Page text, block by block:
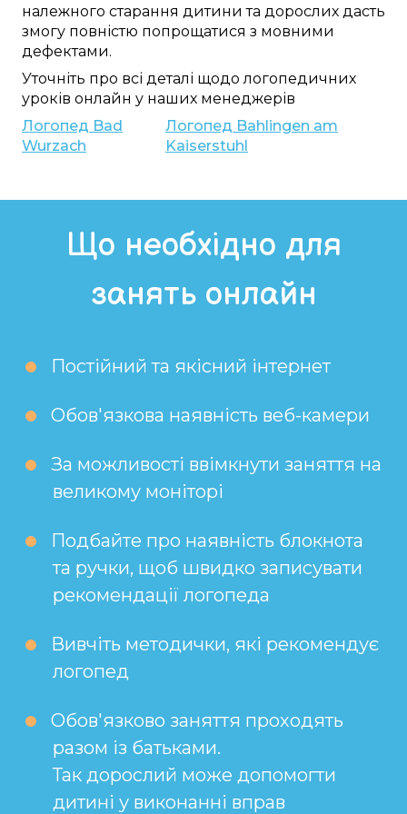
належного старання дитини та дорослих дасть
змогу повністю попрощатися з мовними
дефектами.
Уточніть про всі деталі щодо логопедичних
уроків онлайн у наших менеджерів
Логопед Bad
Wurzach
Логопед Bahlingen am
Kaiserstuhl
Що необхідно для
занять онлайн
Постійний та якісний інтернет
Обов'язкова наявність веб-камери
За можливості ввімкнути заняття на
великому моніторі
Подбайте про наявність блокнота
та ручки, щоб швидко записувати
рекомендації логопеда
Вивчіть методички, які рекомендує
логопед
Обов'язково заняття проходять
разом із батьками.
Так дорослий може допомогти
дитині у виконанні вправ